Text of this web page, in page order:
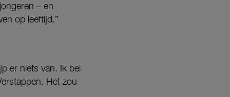
– en
op leeftijd.”
er niets van. Ik bel
Het zou